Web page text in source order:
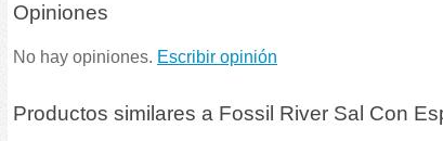
Opiniones
No hay opiniones. Escribir opinión
Productos similares a Fossil River Sal Con